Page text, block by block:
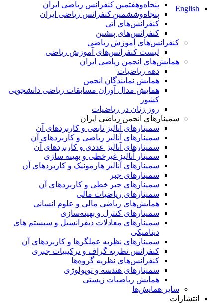
English
پنجاه‌و‌هفتمین کنفرانس ریاضی ایران
پنجاه‌و‌ششمین کنفرانس ریاضی ایران
کنفرانس‌های آتی
کنفرانس‎‌های پیشین
کنفرانس‌های آموزش ریاضی
لیست کنفرانس‌های آموزش ریاضی
همایش‌های انجمن ریاضی ایران
دهه ریاضیات
همایش نمایندگان انجمن
همایش مدال آوران مسابقات ریاضی دانشجویی
کشور
روز زنان در ریاضیات
سمینارهای انجمن ریاضی ایران
سمینارهای آنالیز تابعی و کاربردهای آن
سمینارهای آنالیز ریاضی و کاربردهای آن
سمینارهای آنالیز عددی و کاربردهای آن
سمینار آنالیز غیرخطی و بهینه سازی
سمینارهای آنالیز هارمونیک و کاربردهای آن
سمینار‌های جبر
سمینارهای جبر خطی و کاربردهای آن
سمینار‌های ریاضیات مالی
همایش‌های ریاضی مالی و علوم انسانی
سمینارهای کنترل و بهینه‌سازی
سمینارهای معادلات دیفرانسیل و سیستم های
دینامیکی
سمینار‌های نظریه عملگرها و کاربردهای آن
کنفرانس نظریه گراف و ترکیبیات جبری
کنفرانس‌های نظریه گروه‌ها
سمینار‌های هندسه و توپولوژی
همایش ریاضیات زیستی
سایر همایش‌ها
انتشارات